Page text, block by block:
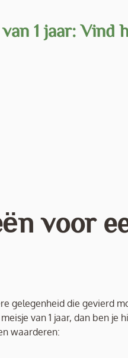
1 jaar: Vind
voor
gelegenheid die gevierd
van 1 jaar, dan ben je
waarderen: